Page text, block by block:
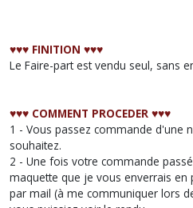
♥︎♥︎♥︎ FINITION ♥︎♥︎♥︎
Le Faire-part est vendu seul, sans
♥︎♥︎♥︎ COMMENT PROCEDER ♥︎♥︎♥︎
1 - Vous passez commande d'une
souhaitez.
2 - Une fois votre commande
maquette que je vous enverrais
par mail (à me communiquer lors